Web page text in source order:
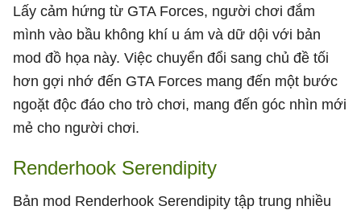
Lấy cảm hứng từ GTA Forces, người chơi đắm
mình vào bầu không khí u ám và dữ dội với bản
mod đồ họa này. Việc chuyển đổi sang chủ đề tối
hơn gợi nhớ đến GTA Forces mang đến một bước
ngoặt độc đáo cho trò chơi, mang đến góc nhìn mới
mẻ cho người chơi.
Renderhook Serendipity
Bản mod Renderhook Serendipity tập trung nhiều